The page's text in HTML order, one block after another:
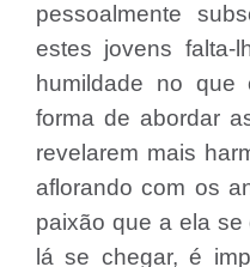
pessoalmente
estes jovens falta-
humildade no que
forma de abordar
revelarem mais
aflorando com os
paixão que a ela
lá se chegar, é